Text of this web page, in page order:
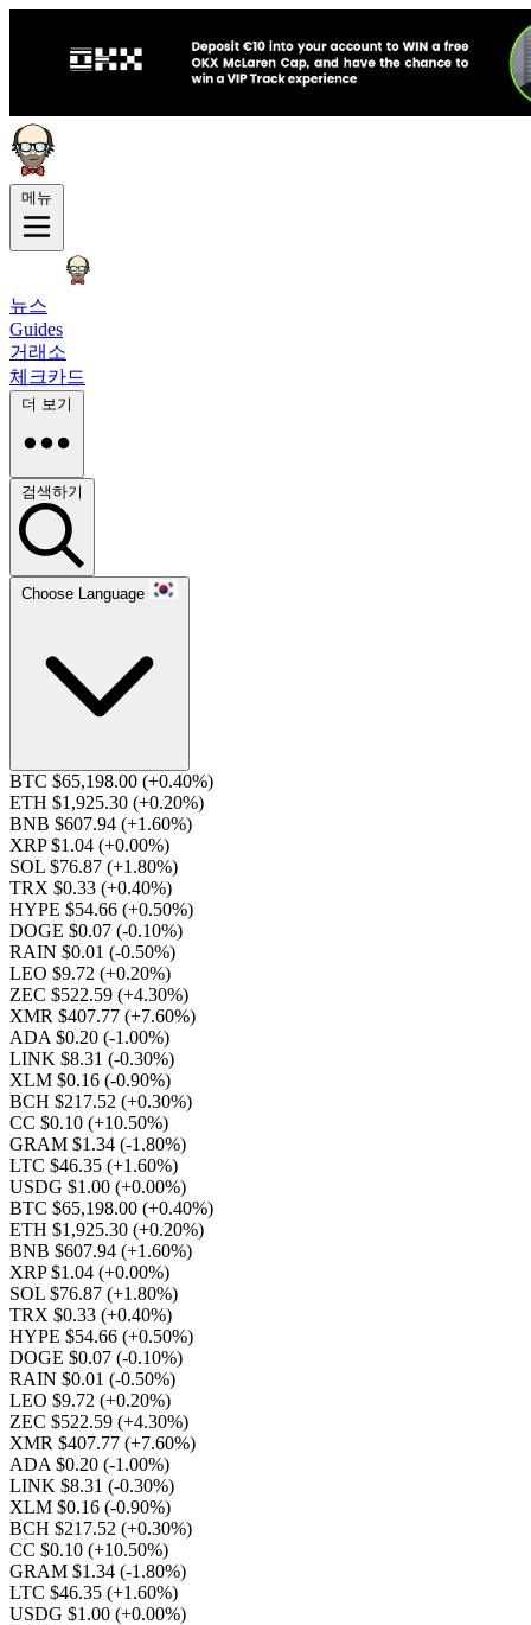
메뉴
뉴스
Guides
거래소
체크카드
더 보기
검색하기
Choose Language
BTC $65,198.00 (+0.40%)
ETH $1,925.30 (+0.20%)
BNB $607.94 (+1.60%)
XRP $1.04 (+0.00%)
SOL $76.87 (+1.80%)
TRX $0.33 (+0.40%)
HYPE $54.66 (+0.50%)
DOGE $0.07 (-0.10%)
RAIN $0.01 (-0.50%)
LEO $9.72 (+0.20%)
ZEC $522.59 (+4.30%)
XMR $407.77 (+7.60%)
ADA $0.20 (-1.00%)
LINK $8.31 (-0.30%)
XLM $0.16 (-0.90%)
BCH $217.52 (+0.30%)
CC $0.10 (+10.50%)
GRAM $1.34 (-1.80%)
LTC $46.35 (+1.60%)
USDG $1.00 (+0.00%)
BTC $65,198.00 (+0.40%)
ETH $1,925.30 (+0.20%)
BNB $607.94 (+1.60%)
XRP $1.04 (+0.00%)
SOL $76.87 (+1.80%)
TRX $0.33 (+0.40%)
HYPE $54.66 (+0.50%)
DOGE $0.07 (-0.10%)
RAIN $0.01 (-0.50%)
LEO $9.72 (+0.20%)
ZEC $522.59 (+4.30%)
XMR $407.77 (+7.60%)
ADA $0.20 (-1.00%)
LINK $8.31 (-0.30%)
XLM $0.16 (-0.90%)
BCH $217.52 (+0.30%)
CC $0.10 (+10.50%)
GRAM $1.34 (-1.80%)
LTC $46.35 (+1.60%)
USDG $1.00 (+0.00%)